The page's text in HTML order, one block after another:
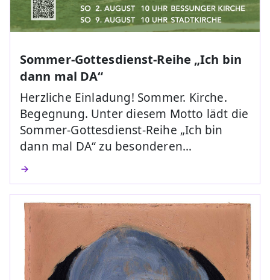
Sommer-Gottesdienst-Reihe „Ich bin
dann mal DA“
Herzliche Einladung! Sommer. Kirche.
Begegnung. Unter diesem Motto lädt die
Sommer-Gottesdienst-Reihe „Ich bin
dann mal DA“ zu besonderen…